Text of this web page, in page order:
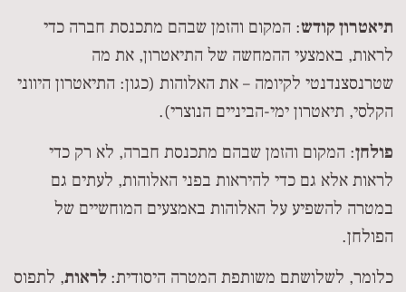
תיאטרון קודש: המקום והזמן שבהם מתכנסת חברה כדי
לראות, באמצעי ההמחשה של התיאטרון, את מה
שטרנסצנדנטי לקיומה – את האלוהות (כגון: התיאטרון היווני
הקלסי, תיאטרון ימי-הביניים הנוצרי).
פולחן: המקום והזמן שבהם מתכנסת חברה, לא רק כדי
לראות אלא גם כדי להיראות בפני האלוהות, לעתים גם
במטרה להשפיע על האלוהות באמצעים המוחשיים של
הפולחן.
כלומר, לשלושתם משותפת המטרה היסודית:לראות, לתפוס